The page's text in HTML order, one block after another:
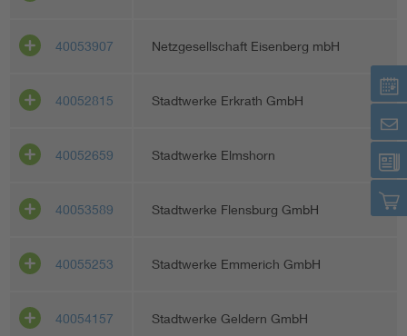
40053907 Netzgesellschaft Eisenberg mbH
40052815 Stadtwerke Erkrath GmbH
40052659 Stadtwerke Elmshorn
40053589 Stadtwerke Flensburg GmbH
40055253 Stadtwerke Emmerich GmbH
40054157 Stadtwerke Geldern GmbH